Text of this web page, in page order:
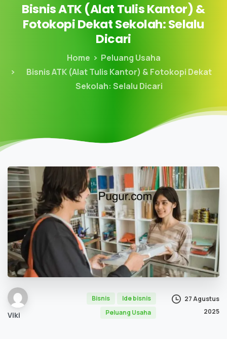
BisnisATK(Alat TulisKantor) &
FotokopiDekatSekolah:Selalu
Dicari
Home
Peluang Usaha
Bisnis ATK (Alat Tulis Kantor) & Fotokopi Dekat
Sekolah: Selalu Dicari
Viki
Bisnis
Ide bisnis
Peluang Usaha
27 Agustus
2025